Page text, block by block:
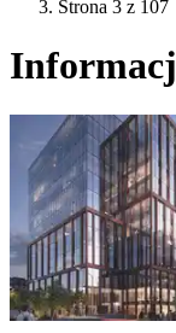
Strona 3 z 107